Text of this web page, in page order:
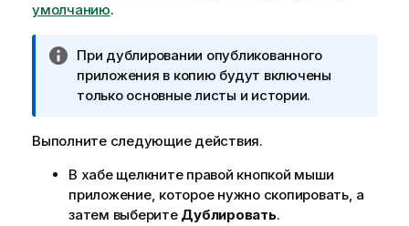
умолчанию.
П
р
и
е
а
н
и
При дублировании опубликованного
приложения в копию будут включены
только основные листы и истории.
Выполните следующие действия.
В хабе щелкните правой кнопкой мыши
приложение, которое нужно скопировать, а
затем выберите Дублировать.